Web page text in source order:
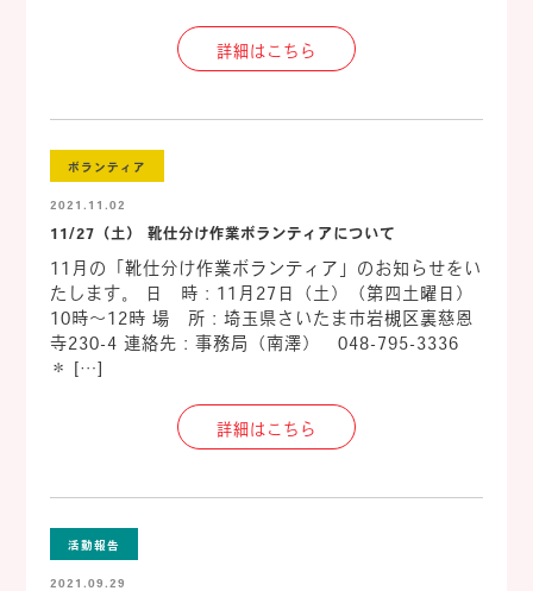
詳細はこちら
ボランティア
2021.11.02
11/27（土） 靴仕分け作業ボランティアについて
11月の「靴仕分け作業ボランティア」のお知らせをい
たします。 日 時：11月27日（土）（第四土曜日）
10時～12時 場 所：埼玉県さいたま市岩槻区裏慈恩
寺230-4 連絡先：事務局（南澤） 048-795-3336
＊ […]
詳細はこちら
活動報告
2021.09.29